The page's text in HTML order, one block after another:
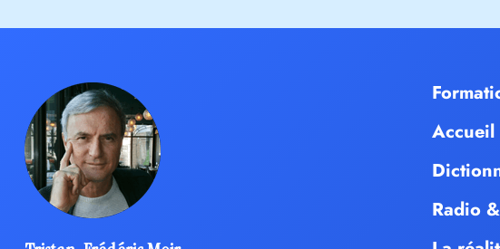
Accueil
Radio